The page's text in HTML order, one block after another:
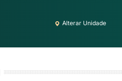
Alterar Unidade